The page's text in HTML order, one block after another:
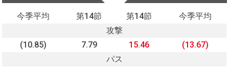
今季平均 第14節 第14節
今季平均
攻撃
(10.85)
7.79 15.46
(13.67)
パス